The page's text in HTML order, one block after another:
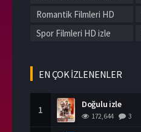
Romantik Filmleri HD
izle
Spor Filmleri HD izle
Yerli Filmleri HD izle
EN ÇOK İZLENENLER
1 Doğulu izle
172,644 3